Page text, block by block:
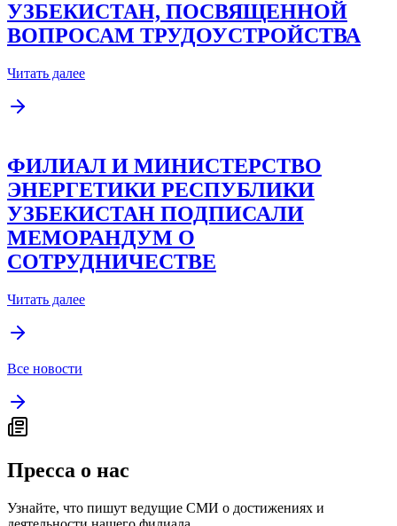
УЗБЕКИСТАН, ПОСВЯЩЕННОЙ
ВОПРОСАМ ТРУДОУСТРОЙСТВА
Читать далее
ФИЛИАЛ И МИНИСТЕРСТВО
ЭНЕРГЕТИКИ РЕСПУБЛИКИ
УЗБЕКИСТАН ПОДПИСАЛИ
МЕМОРАНДУМ О
СОТРУДНИЧЕСТВЕ
Читать далее
Все новости
Пресса о нас
Узнайте, что пишут ведущие СМИ о достижениях и